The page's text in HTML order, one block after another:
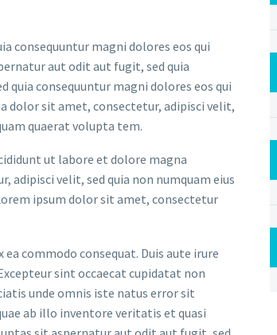
consequuntur magni dolores eos qui
aut odit aut fugit, sed quia
consequuntur magni dolores eos qui
dolor sit amet, consectetur, adipisci velit,
quaerat volupta tem.
ut labore et dolore magna
adipisci velit, sed quia non numquam eius
ipsum dolor sit amet, consectetur
commodo consequat. Duis aute irure
sint occaecat cupidatat non
unde omnis iste natus error sit
ab illo inventore veritatis et quasi